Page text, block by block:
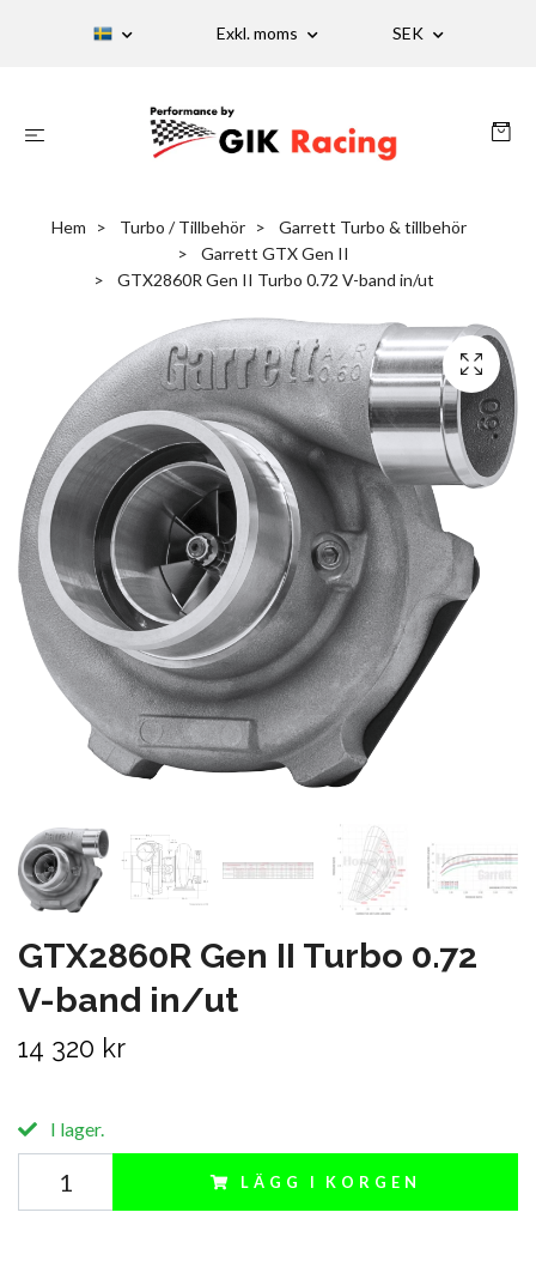
Exkl. moms SEK
Hem Turbo / Tillbehör
Garrett Turbo & tillbehör
Garrett GTX Gen II
GTX2860R Gen II Turbo 0.72 V-band in/ut
GTX2860R Gen II Turbo 0.72
V-band in/ut
14 320 kr
I lager.
LÄGG I KORGEN